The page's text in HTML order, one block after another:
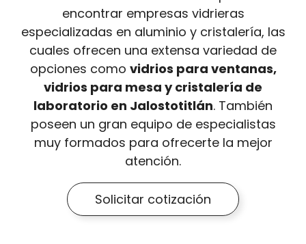
encontrar empresas vidrieras
especializadas en aluminio y cristalería, las
cuales ofrecen una extensa variedad de
opciones como vidrios para ventanas,
vidrios para mesa y cristalería de
laboratorio en Jalostotitlán. También
poseen un gran equipo de especialistas
muy formados para ofrecerte la mejor
atención.
Solicitar cotización